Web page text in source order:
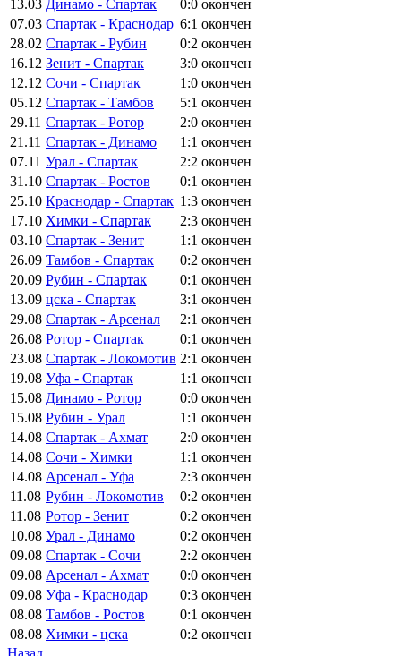
13.03 Динамо - Спартак 0:0 окончен
07.03 Спартак - Краснодар 6:1 окончен
28.02 Спартак - Рубин 0:2 окончен
16.12 Зенит - Спартак 3:0 окончен
12.12 Сочи - Спартак 1:0 окончен
05.12 Спартак - Тамбов 5:1 окончен
29.11 Спартак - Ротор 2:0 окончен
21.11 Спартак - Динамо 1:1 окончен
07.11 Урал - Спартак 2:2 окончен
31.10 Спартак - Ростов 0:1 окончен
25.10 Краснодар - Спартак 1:3 окончен
17.10 Химки - Спартак 2:3 окончен
03.10 Спартак - Зенит 1:1 окончен
26.09 Тамбов - Спартак 0:2 окончен
20.09 Рубин - Спартак 0:1 окончен
13.09 цска - Спартак 3:1 окончен
29.08 Спартак - Арсенал 2:1 окончен
26.08 Ротор - Спартак 0:1 окончен
23.08 Спартак - Локомотив 2:1 окончен
19.08 Уфа - Спартак 1:1 окончен
15.08 Динамо - Ротор 0:0 окончен
15.08 Рубин - Урал 1:1 окончен
14.08 Спартак - Ахмат 2:0 окончен
14.08 Сочи - Химки 1:1 окончен
14.08 Арсенал - Уфа 2:3 окончен
11.08 Рубин - Локомотив 0:2 окончен
11.08 Ротор - Зенит 0:2 окончен
10.08 Урал - Динамо 0:2 окончен
09.08 Спартак - Сочи 2:2 окончен
09.08 Арсенал - Ахмат 0:0 окончен
09.08 Уфа - Краснодар 0:3 окончен
08.08 Тамбов - Ростов 0:1 окончен
08.08 Химки - цска 0:2 окончен
Назад